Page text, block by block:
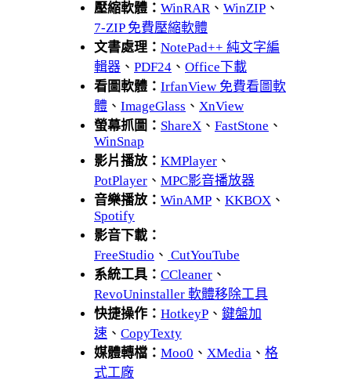
壓縮軟體： WinRAR、 WinZIP 、
7-ZIP 免費壓縮軟體
文書處理： NotePad++ 純文字編
輯器 、 PDF24 、 Office下載
看圖軟體： IrfanView 免費看圖軟
體 、 ImageGlass 、 XnView
螢幕抓圖： ShareX 、 FastStone 、
WinSnap
影片播放： KMPlayer 、
PotPlayer 、 MPC影音播放器
音樂播放： WinAMP 、 KKBOX 、
Spotify
影音下載：
FreeStudio 、 CutYouTube
系統工具： CCleaner 、
RevoUninstaller 軟體移除工具
快捷操作： HotkeyP 、 鍵盤加
速 、 CopyTexty
媒體轉檔： Moo0 、 XMedia 、 格
式工廠